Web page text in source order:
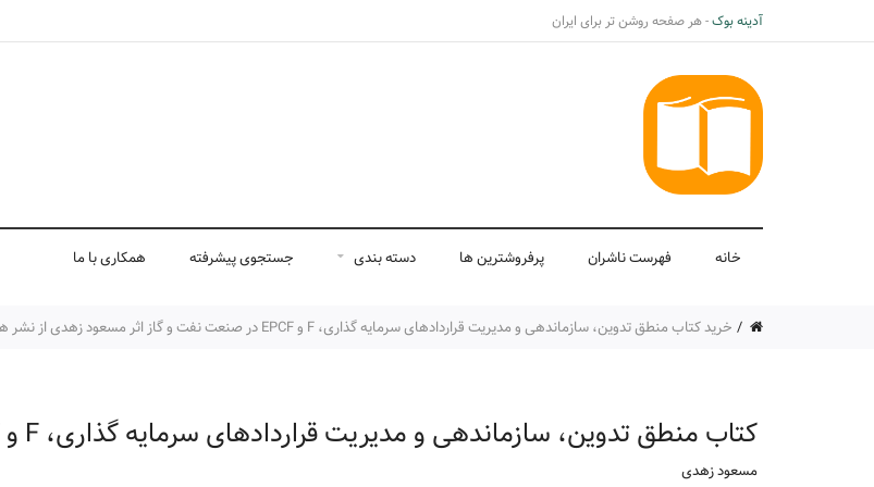
آدینه بوک- هر صفحه روشن تر برای ایران
خانه فهرست ناشران پرفروشترین ها دسته بندی جستجوی پیشرفته همکاری با ما
خرید کتاب منطق تدوین، سازماندهی و مدیریت قراردادهای سرمایه گذاری، F و EPCF در صنعت نفت و گاز اثر مسعود زهدی از نشر هزاره سوم اندیشه
کتاب منطق تدوین، سازماندهی و مدیریت قراردادهای سرمایه گذاری، F و EPCF در صنعت نفت و گاز
مسعود زهدی